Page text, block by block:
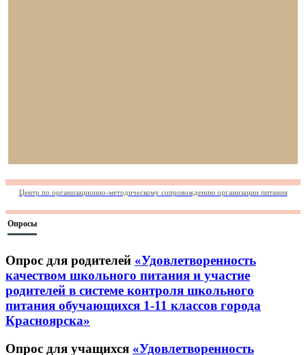
Центр по организационно-методическому сопровождению организации питания
Опросы
Опрос для родителей «Удовлетворенность
качеством школьного питания и участие
родителей в системе контроля школьного
питания обучающихся 1-11 классов города
Красноярска»
Опрос для учащихся «Удовлетворенность